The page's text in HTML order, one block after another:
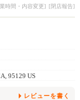
時間・内容変更] [閉店報告]
95129 US
レビューを書く